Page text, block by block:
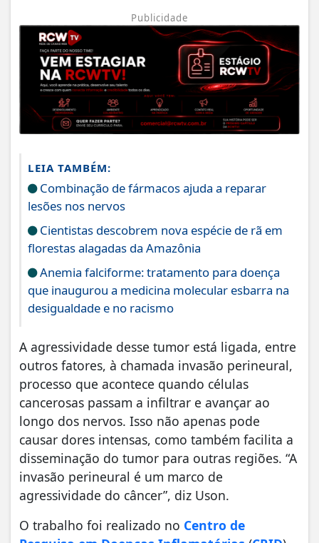
Publicidade
LEIA TAMBÉM:
Combinação de fármacos ajuda a reparar
lesões nos nervos
Cientistas descobrem nova espécie de rã em
florestas alagadas da Amazônia
Anemia falciforme: tratamento para doença
que inaugurou a medicina molecular esbarra na
desigualdade e no racismo
A agressividade desse tumor está ligada, entre
outros fatores, à chamada invasão perineural,
processo que acontece quando células
cancerosas passam a infiltrar e avançar ao
longo dos nervos. Isso não apenas pode
causar dores intensas, como também facilita a
disseminação do tumor para outras regiões. “A
invasão perineural é um marco de
agressividade do câncer”, diz Uson.
O trabalho foi realizado no Centro de